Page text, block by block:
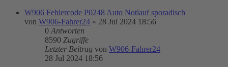
W906 Fehlercode P0248 Auto Notlauf sporadisch
von W906-Fahrer24 » 28 Jul 2024 18:56
0 Antworten
8590 Zugriffe
Letzter Beitrag von W906-Fahrer24
28 Jul 2024 18:56